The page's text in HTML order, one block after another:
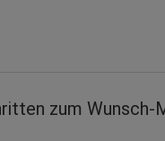
zum Wunsch-